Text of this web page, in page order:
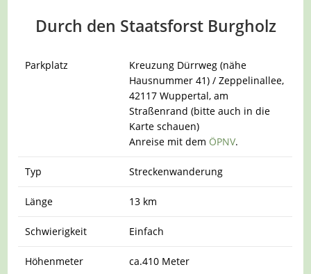
Durch den Staatsforst Burgholz
Parkplatz
Kreuzung Dürrweg (nähe
Hausnummer 41) / Zeppelinallee,
42117 Wuppertal, am
Straßenrand (bitte auch in die
Karte schauen)
Anreise mit dem ÖPNV.
Typ Streckenwanderung
Länge 13 km
Schwierigkeit Einfach
Höhenmeter ca.410 Meter